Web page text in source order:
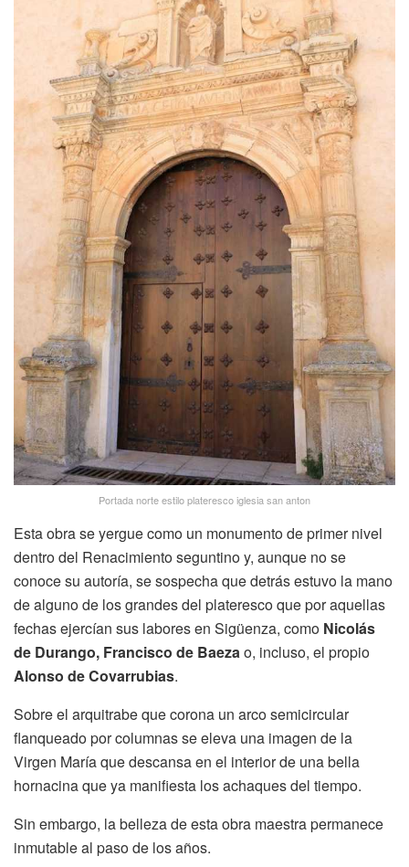
Portada norte estilo plateresco iglesia san anton
Esta obra se yergue como un monumento de primer nivel
dentro del Renacimiento seguntino y, aunque no se
conoce su autoría, se sospecha que detrás estuvo la mano
de alguno de los grandes del plateresco que por aquellas
fechas ejercían sus labores en Sigüenza, como Nicolás
de Durango, Francisco de Baeza o, incluso, el propio
Alonso de Covarrubias.
Sobre el arquitrabe que corona un arco semicircular
flanqueado por columnas se eleva una imagen de la
Virgen María que descansa en el interior de una bella
hornacina que ya manifiesta los achaques del tiempo.
Sin embargo, la belleza de esta obra maestra permanece
inmutable al paso de los años.